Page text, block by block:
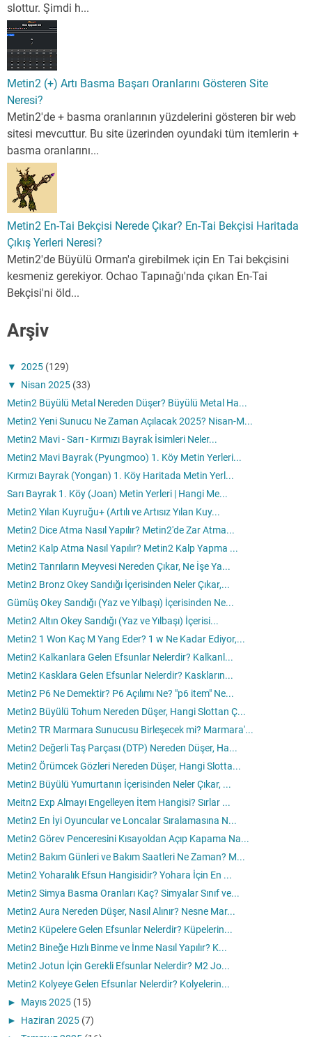
slottur. Şimdi h...
Metin2 (+) Artı Basma Başarı Oranlarını Gösteren Site
Neresi?
Metin2'de + basma oranlarının yüzdelerini gösteren bir web
sitesi mevcuttur. Bu site üzerinden oyundaki tüm itemlerin +
basma oranlarını...
Metin2 En-Tai Bekçisi Nerede Çıkar? En-Tai Bekçisi Haritada
Çıkış Yerleri Neresi?
Metin2'de Büyülü Orman'a girebilmek için En Tai bekçisini
kesmeniz gerekiyor. Ochao Tapınağı'nda çıkan En-Tai
Bekçisi'ni öld...
Arşiv
▼ 2025 (129)
▼
Nisan 2025 (33)
Metin2 Büyülü Metal Nereden Düşer? Büyülü Metal Ha...
Metin2 Yeni Sunucu Ne Zaman Açılacak 2025? Nisan-M...
Metin2 Mavi - Sarı - Kırmızı Bayrak İsimleri Neler...
Metin2 Mavi Bayrak (Pyungmoo) 1. Köy Metin Yerleri...
Kırmızı Bayrak (Yongan) 1. Köy Haritada Metin Yerl...
Sarı Bayrak 1. Köy (Joan) Metin Yerleri | Hangi Me...
Metin2 Yılan Kuyruğu+ (Artılı ve Artısız Yılan Kuy...
Metin2 Dice Atma Nasıl Yapılır? Metin2'de Zar Atma...
Metin2 Kalp Atma Nasıl Yapılır? Metin2 Kalp Yapma ...
Metin2 Tanrıların Meyvesi Nereden Çıkar, Ne İşe Ya...
Metin2 Bronz Okey Sandığı İçerisinden Neler Çıkar,...
Gümüş Okey Sandığı (Yaz ve Yılbaşı) İçerisinden Ne...
Metin2 Altın Okey Sandığı (Yaz ve Yılbaşı) İçerisi...
Metin2 1 Won Kaç M Yang Eder? 1 w Ne Kadar Ediyor,...
Metin2 Kalkanlara Gelen Efsunlar Nelerdir? Kalkanl...
Metin2 Kasklara Gelen Efsunlar Nelerdir? Kaskların...
Metin2 P6 Ne Demektir? P6 Açılımı Ne? "p6 item" Ne...
Metin2 Büyülü Tohum Nereden Düşer, Hangi Slottan Ç...
Metin2 TR Marmara Sunucusu Birleşecek mi? Marmara'...
Metin2 Değerli Taş Parçası (DTP) Nereden Düşer, Ha...
Metin2 Örümcek Gözleri Nereden Düşer, Hangi Slotta...
Metin2 Büyülü Yumurtanın İçerisinden Neler Çıkar, ...
Meitn2 Exp Almayı Engelleyen İtem Hangisi? Sırlar ...
Metin2 En İyi Oyuncular ve Loncalar Sıralamasına N...
Metin2 Görev Penceresini Kısayoldan Açıp Kapama Na...
Metin2 Bakım Günleri ve Bakım Saatleri Ne Zaman? M...
Metin2 Yoharalık Efsun Hangisidir? Yohara İçin En ...
Metin2 Simya Basma Oranları Kaç? Simyalar Sınıf ve...
Metin2 Aura Nereden Düşer, Nasıl Alınır? Nesne Mar...
Metin2 Küpelere Gelen Efsunlar Nelerdir? Küpelerin...
Metin2 Bineğe Hızlı Binme ve İnme Nasıl Yapılır? K...
Metin2 Jotun İçin Gerekli Efsunlar Nelerdir? M2 Jo...
Metin2 Kolyeye Gelen Efsunlar Nelerdir? Kolyelerin...
► Mayıs 2025 (15)
► Haziran 2025 (7)